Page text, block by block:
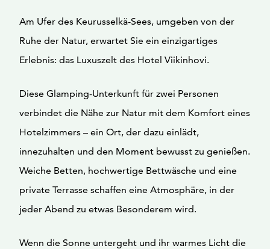
Am Ufer des Keurusselkä-Sees, umgeben von der
Ruhe der Natur, erwartet Sie ein einzigartiges
Erlebnis: das Luxuszelt des Hotel Viikinhovi.
Diese Glamping-Unterkunft für zwei Personen
verbindet die Nähe zur Natur mit dem Komfort eines
Hotelzimmers – ein Ort, der dazu einlädt,
innezuhalten und den Moment bewusst zu genießen.
Weiche Betten, hochwertige Bettwäsche und eine
private Terrasse schaffen eine Atmosphäre, in der
jeder Abend zu etwas Besonderem wird.
Wenn die Sonne untergeht und ihr warmes Licht die